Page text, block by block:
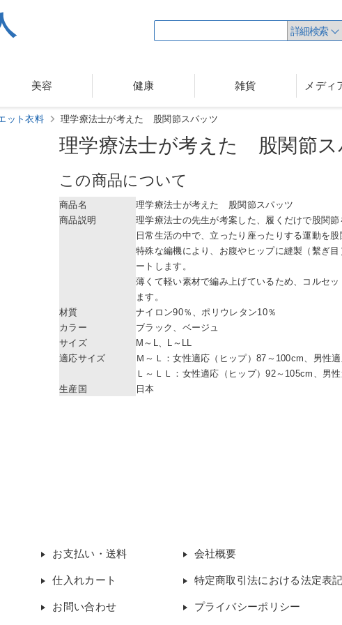
詳細検索
美容 健康 雑貨 メディ
ット衣料 理学療法士が考えた 股関節スパッツ
理学療法士が考えた 股関節ス
この商品について
商品名
理学療法士が考えた 股関節スパッツ
商品説明
理学療法士の先生が考案した、履くだけで股関
日常生活の中で、立ったり座ったりする運動を股
特殊な編機により、お腹やヒップに縫製（繫ぎ
ートします。
薄くて軽い素材で編み上げているため、コルセ
ます。
材質
ナイロン90％、ポリウレタン10％
カラー
ブラック、ベージュ
サイズ
M～L、L～LL
適応サイズ
Ｍ～Ｌ：女性適応（ヒップ）87～100cm、男性
Ｌ～ＬＬ：女性適応（ヒップ）92～105cm、男
生産国
日本
お支払い・送料
仕入れカート
お問い合わせ
会社概要
特定商取引法における法定表記
プライバシーポリシー